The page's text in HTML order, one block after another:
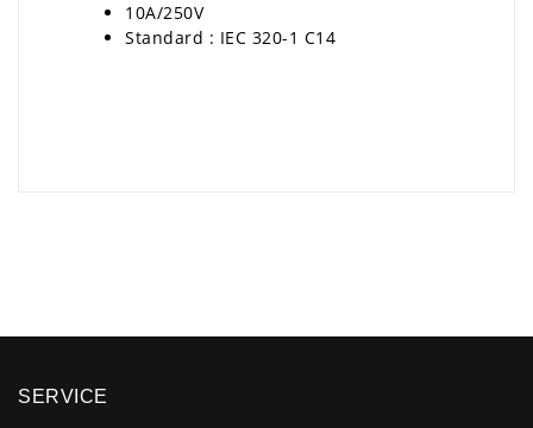
10A/250V
Standard : IEC 320-1 C14
SERVICE